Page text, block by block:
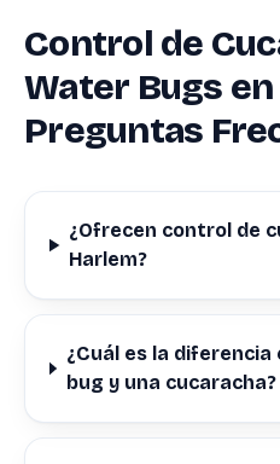
Control de
Water Bugs
Preguntas
¿Ofrecen control de
Harlem?
¿Cuál es la
bug y una cucaracha?